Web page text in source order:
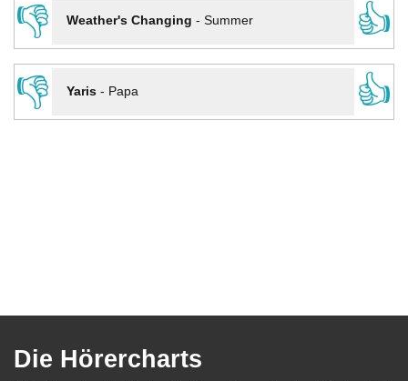
👎
Weather's Changing - Summer
👍
👎
Yaris- Papa 👍
Die Hörercharts